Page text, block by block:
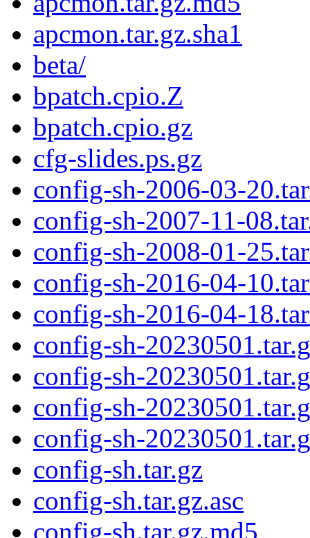
apcmon.tar.gz.sha1
beta/
bpatch.cpio.Z
bpatch.cpio.gz
cfg-slides.ps.gz
config-sh-2006-03-
config-sh-2007-11-
config-sh-2008-01-
config-sh-2016-04-
config-sh-2016-04-
config-sh-
config-sh-
config-sh-
config-sh-
config-sh.tar.gz
config-sh.tar.gz.asc
config-sh.tar.gz.md5